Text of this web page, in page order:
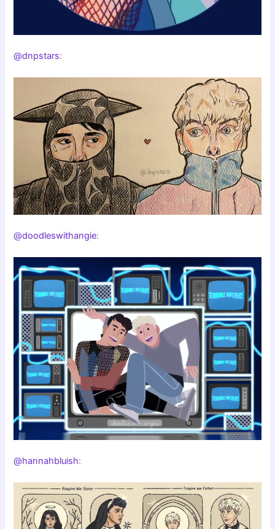
@dnpstars:
@doodleswithangie:
@hannahbluish: